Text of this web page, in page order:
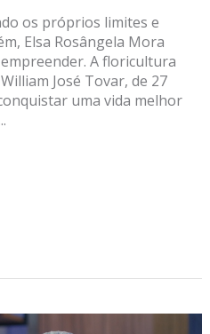
os próprios limites e
Elsa Rosângela Mora
A floricultura
José Tovar, de 27
uma vida melhor